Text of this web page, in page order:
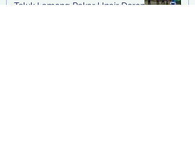
Teluk Lamong Pakar Unair Dorong